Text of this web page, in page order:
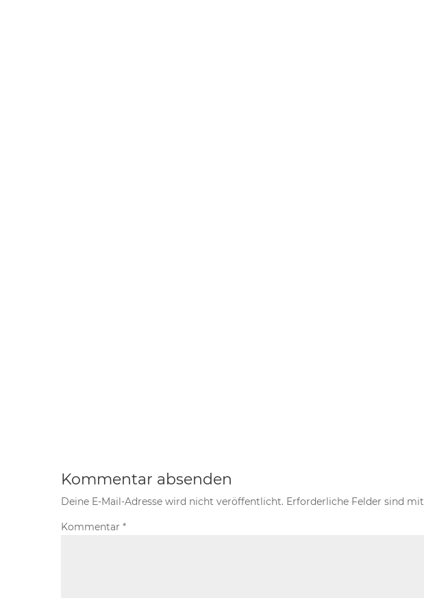
Kommentar absenden
Deine E-Mail-Adresse wird nicht veröffentlicht. Erforderliche Felder sind mit
Kommentar *